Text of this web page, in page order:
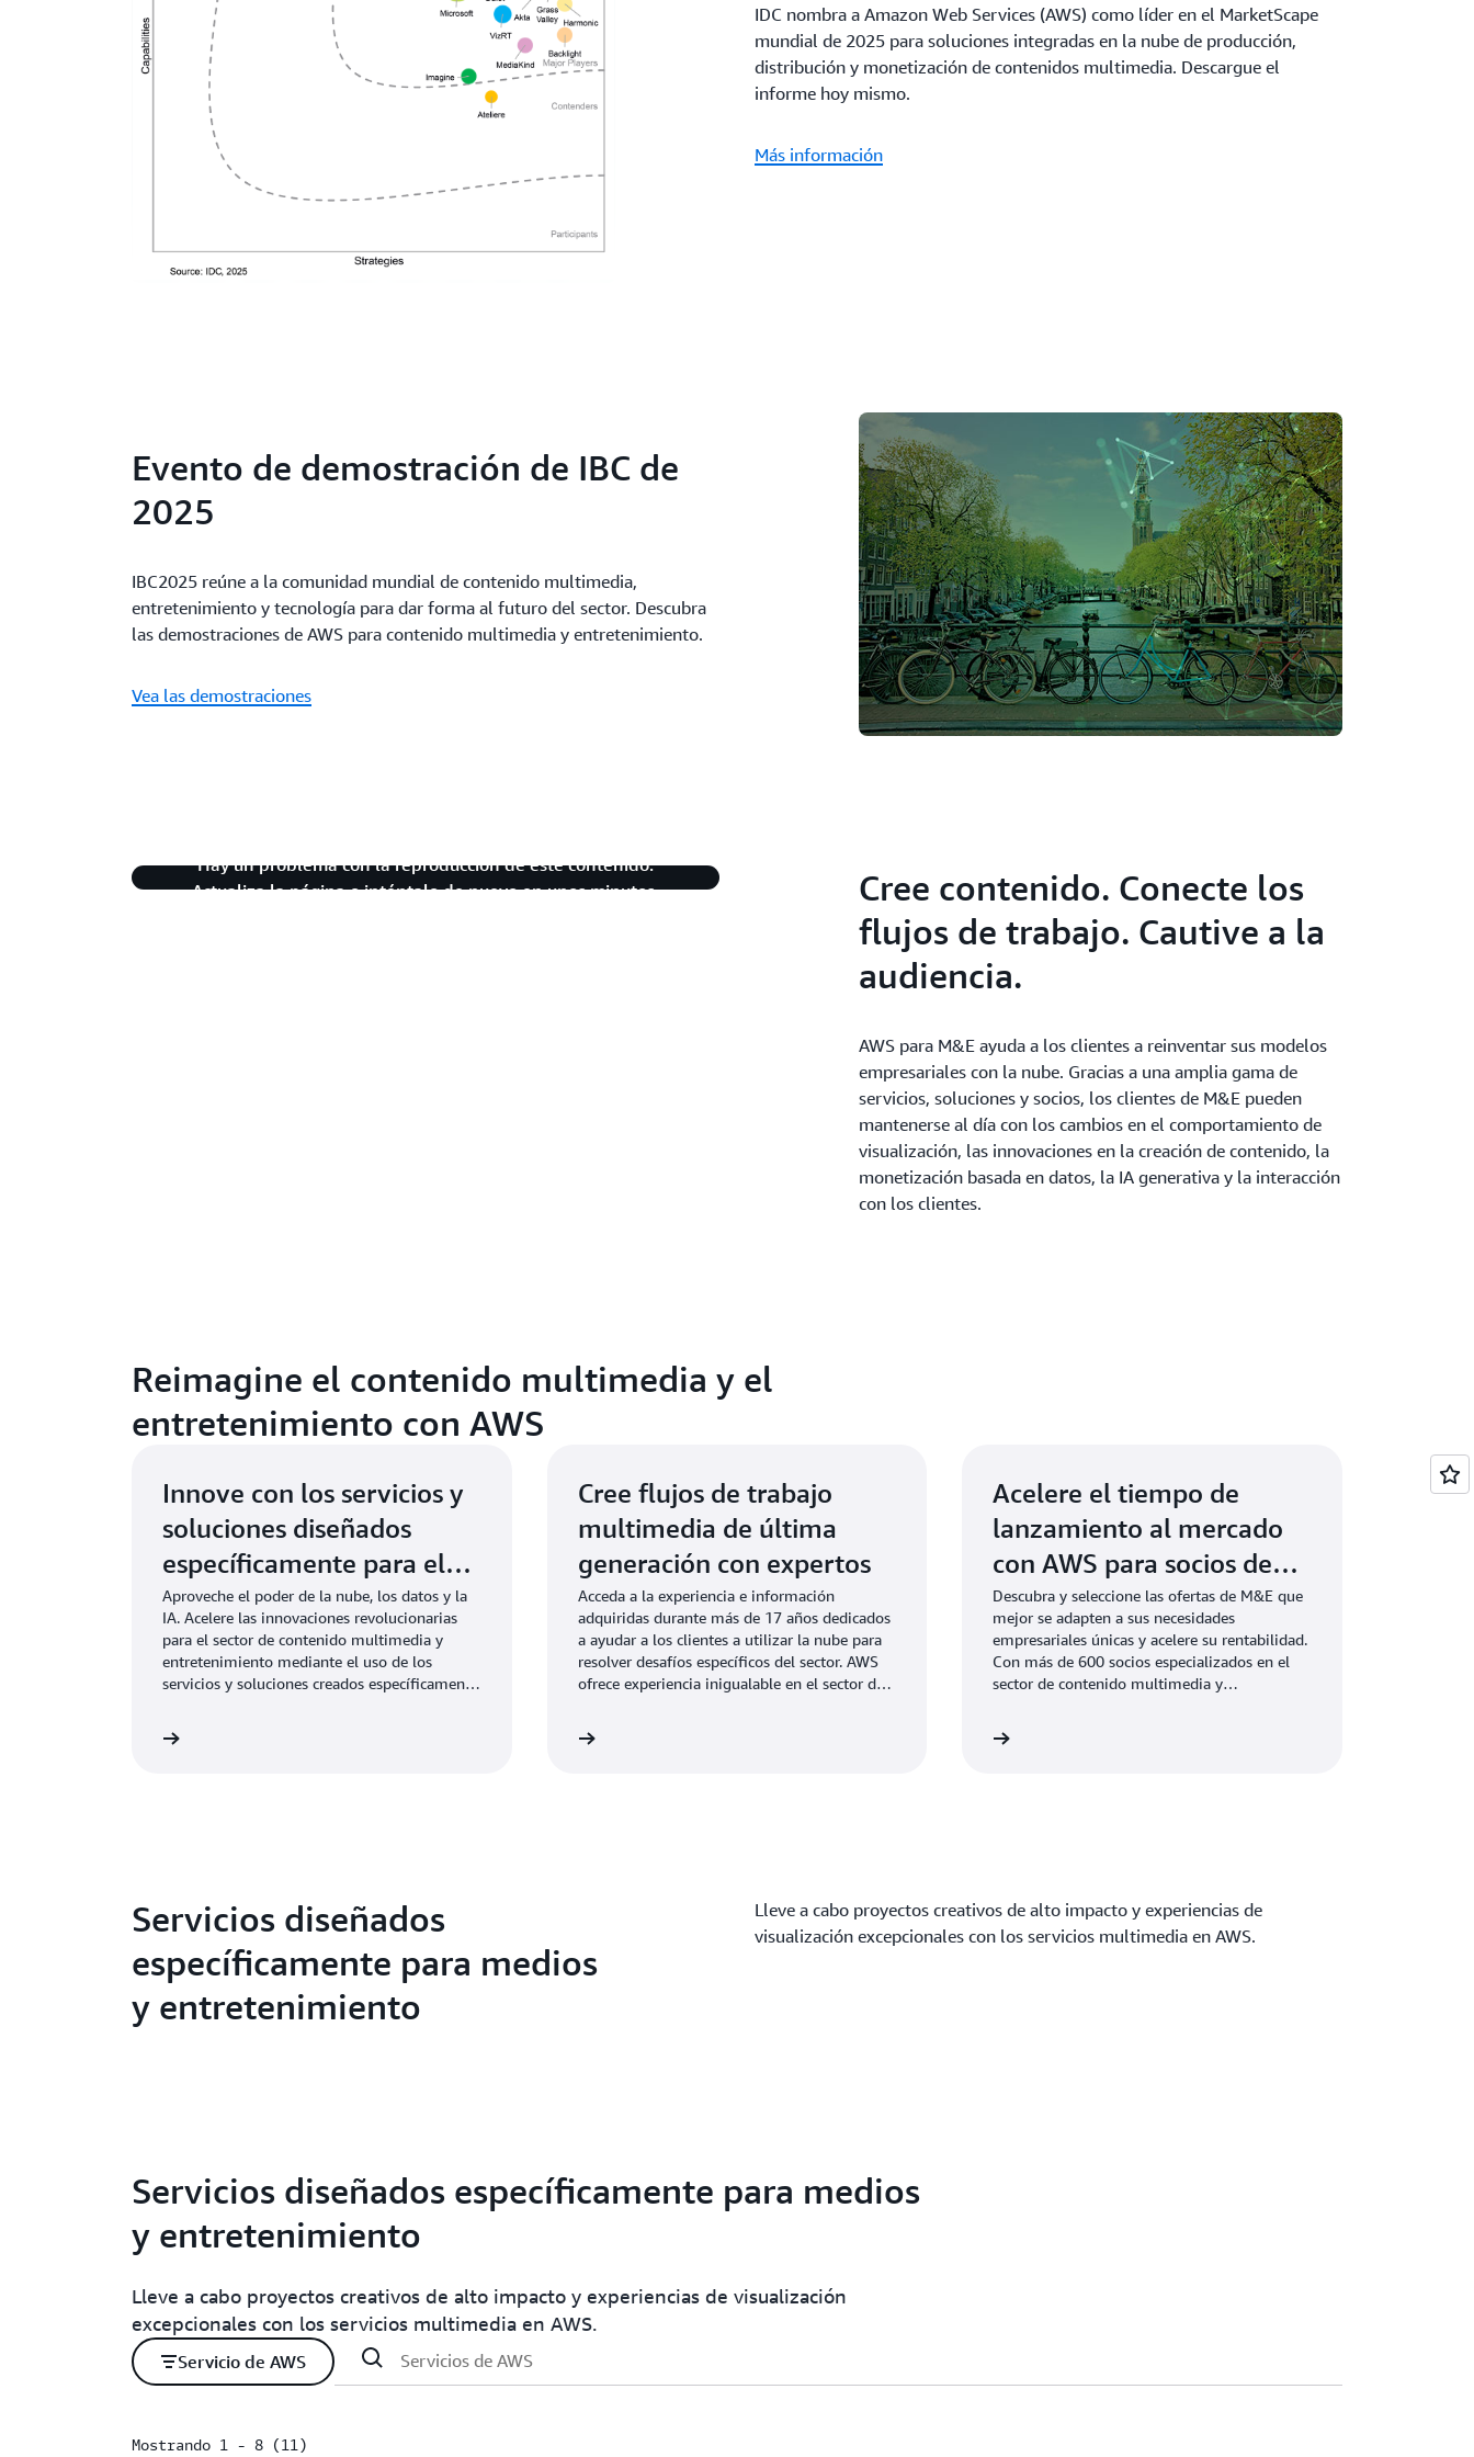
IDC nombra a Amazon Web Services (AWS) como líder en el MarketScape
mundial de 2025 para soluciones integradas en la nube de producción,
distribución y monetización de contenidos multimedia. Descargue el
informe hoy mismo.
Más información
Evento de demostración de IBC de
2025
IBC2025 reúne a la comunidad mundial de contenido multimedia,
entretenimiento y tecnología para dar forma al futuro del sector. Descubra
las demostraciones de AWS para contenido multimedia y entretenimiento.
Vea las demostraciones
Cree contenido. Conecte los
flujos de trabajo. Cautive a la
audiencia.
AWS para M&E ayuda a los clientes a reinventar sus modelos
empresariales con la nube. Gracias a una amplia gama de
servicios, soluciones y socios, los clientes de M&E pueden
mantenerse al día con los cambios en el comportamiento de
visualización, las innovaciones en la creación de contenido, la
monetización basada en datos, la IA generativa y la interacción
con los clientes.
Hay un problema con la reproducción de este contenido.
Actualiza la página o inténtalo de nuevo en unos minutos.
Reimagine el contenido multimedia y el
entretenimiento con AWS
Innove con los servicios y
soluciones diseñados
específicamente para el
sector
Aproveche el poder de la nube, los datos y la
IA. Acelere las innovaciones revolucionarias
para el sector de contenido multimedia y
entretenimiento mediante el uso de los
servicios y soluciones creados específicamente
Cree flujos de trabajo
multimedia de última
generación con expertos
Acceda a la experiencia e información
adquiridas durante más de 17 años dedicados
a ayudar a los clientes a utilizar la nube para
resolver desafíos específicos del sector. AWS
ofrece experiencia inigualable en el sector de
operativo y la mayor capacidad a escala en
Acelere el tiempo de
lanzamiento al mercado
con AWS para socios de
M&E
Descubra y seleccione las ofertas de M&E que
mejor se adapten a sus necesidades
empresariales únicas y acelere su rentabilidad.
Con más de 600 socios especializados en el
sector de contenido multimedia y
proveedores de nube.
Servicios diseñados
específicamente para medios
y entretenimiento
Lleve a cabo proyectos creativos de alto impacto y experiencias de
visualización excepcionales con los servicios multimedia en AWS.
Servicios diseñados específicamente para medios
y entretenimiento
Lleve a cabo proyectos creativos de alto impacto y experiencias de visualización
excepcionales con los servicios multimedia en AWS.
Servicio de AWS
Mostrando 1 - 8 (11)